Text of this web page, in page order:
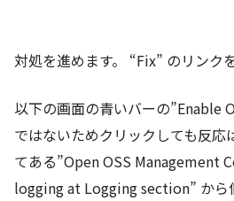
対処を進めます。 “Fix” のリンク
以下の画面の青いバーの”Enable
ではないためクリックしても反応
てある”Open OSS Management
logging at Logging section” から